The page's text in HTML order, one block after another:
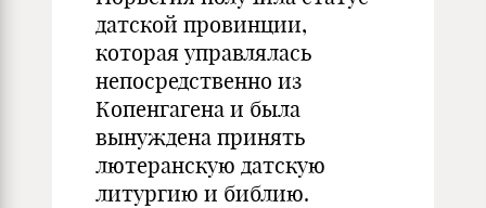
датской провинции,
которая управлялась
непосредственно из
Копенгагена и была
вынуждена принять
лютеранскую датскую
литургию и библию.